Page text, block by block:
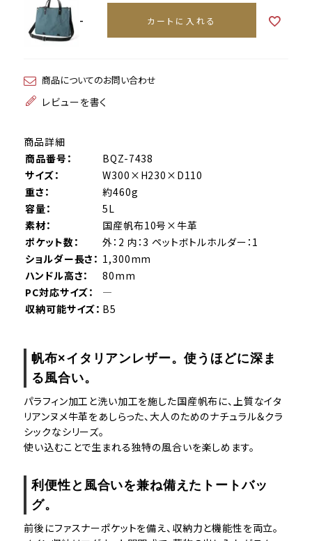
- カートに入れる
商品についてのお問い合わせ
レビューを書く
商品詳細
商品番号：
BQZ-7438
サイズ：
W300×H230×D110
重さ：
約460g
容量：
5L
素材：
国産帆布10号×牛革
ポケット数：
外：2 内：3 ペットボトルホルダー：1
ショルダー長さ： 1,300mm
ハンドル高さ：
80mm
PC対応サイズ：
―
収納可能サイズ： B5
帆布×イタリアンレザー。使うほどに深ま
る風合い。
パラフィン加工と洗い加工を施した国産帆布に、上質なイタ
リアンヌメ牛革をあしらった、大人のためのナチュラル＆クラ
シックなシリーズ。
使い込むことで生まれる独特の風合いを楽しめます。
利便性と風合いを兼ね備えたトートバッ
グ。
前後にファスナーポケットを備え、収納力と機能性を両立。